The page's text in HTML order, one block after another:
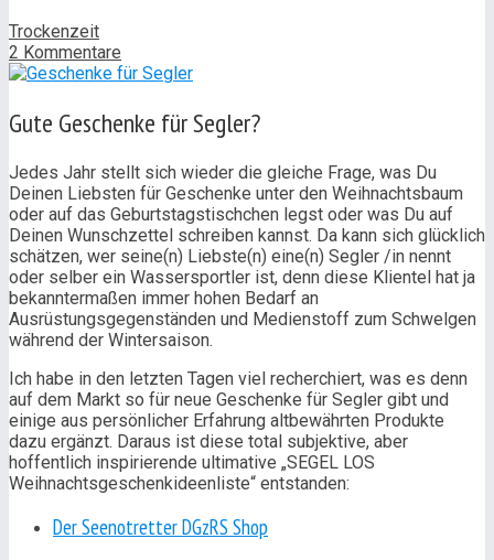
Trockenzeit
2 Kommentare
Gute Geschenke für Segler?
Jedes Jahr stellt sich wieder die gleiche Frage, was Du
Deinen Liebsten für Geschenke unter den Weihnachtsbaum
oder auf das Geburtstagstischchen legst oder was Du auf
Deinen Wunschzettel schreiben kannst. Da kann sich glücklich
schätzen, wer seine(n) Liebste(n) eine(n) Segler /in nennt
oder selber ein Wassersportler ist, denn diese Klientel hat ja
bekanntermaßen immer hohen Bedarf an
Ausrüstungsgegenständen und Medienstoff zum Schwelgen
während der Wintersaison.
Ich habe in den letzten Tagen viel recherchiert, was es denn
auf dem Markt so für neue Geschenke für Segler gibt und
einige aus persönlicher Erfahrung altbewährten Produkte
dazu ergänzt. Daraus ist diese total subjektive, aber
hoffentlich inspirierende ultimative „SEGEL LOS
Weihnachtsgeschenkideenliste“ entstanden:
Der Seenotretter DGzRS Shop